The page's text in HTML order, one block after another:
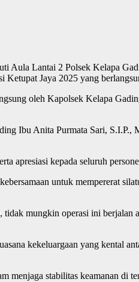
Aula Lantai 2 Polsek Kelapa
Ketupat Jaya 2025 yang
oleh Kapolsek Kelapa
Ibu Anita Purmata Sari,
apresiasi kepada seluruh
untuk mempererat
tidak mungkin operasi ini
kekeluargaan yang kental
menjaga stabilitas keamanan di